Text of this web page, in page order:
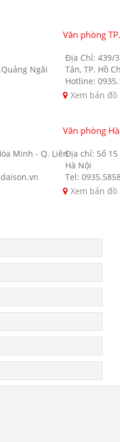
Ngãi
Văn phòng
Địa Chỉ: 439/
Tân, TP. Hồ
Hotline:
Xem bản đồ
Minh - Q. Liên
Văn phòng
Địa chỉ: Số
Hà Nội
Tel:
Xem bản đồ